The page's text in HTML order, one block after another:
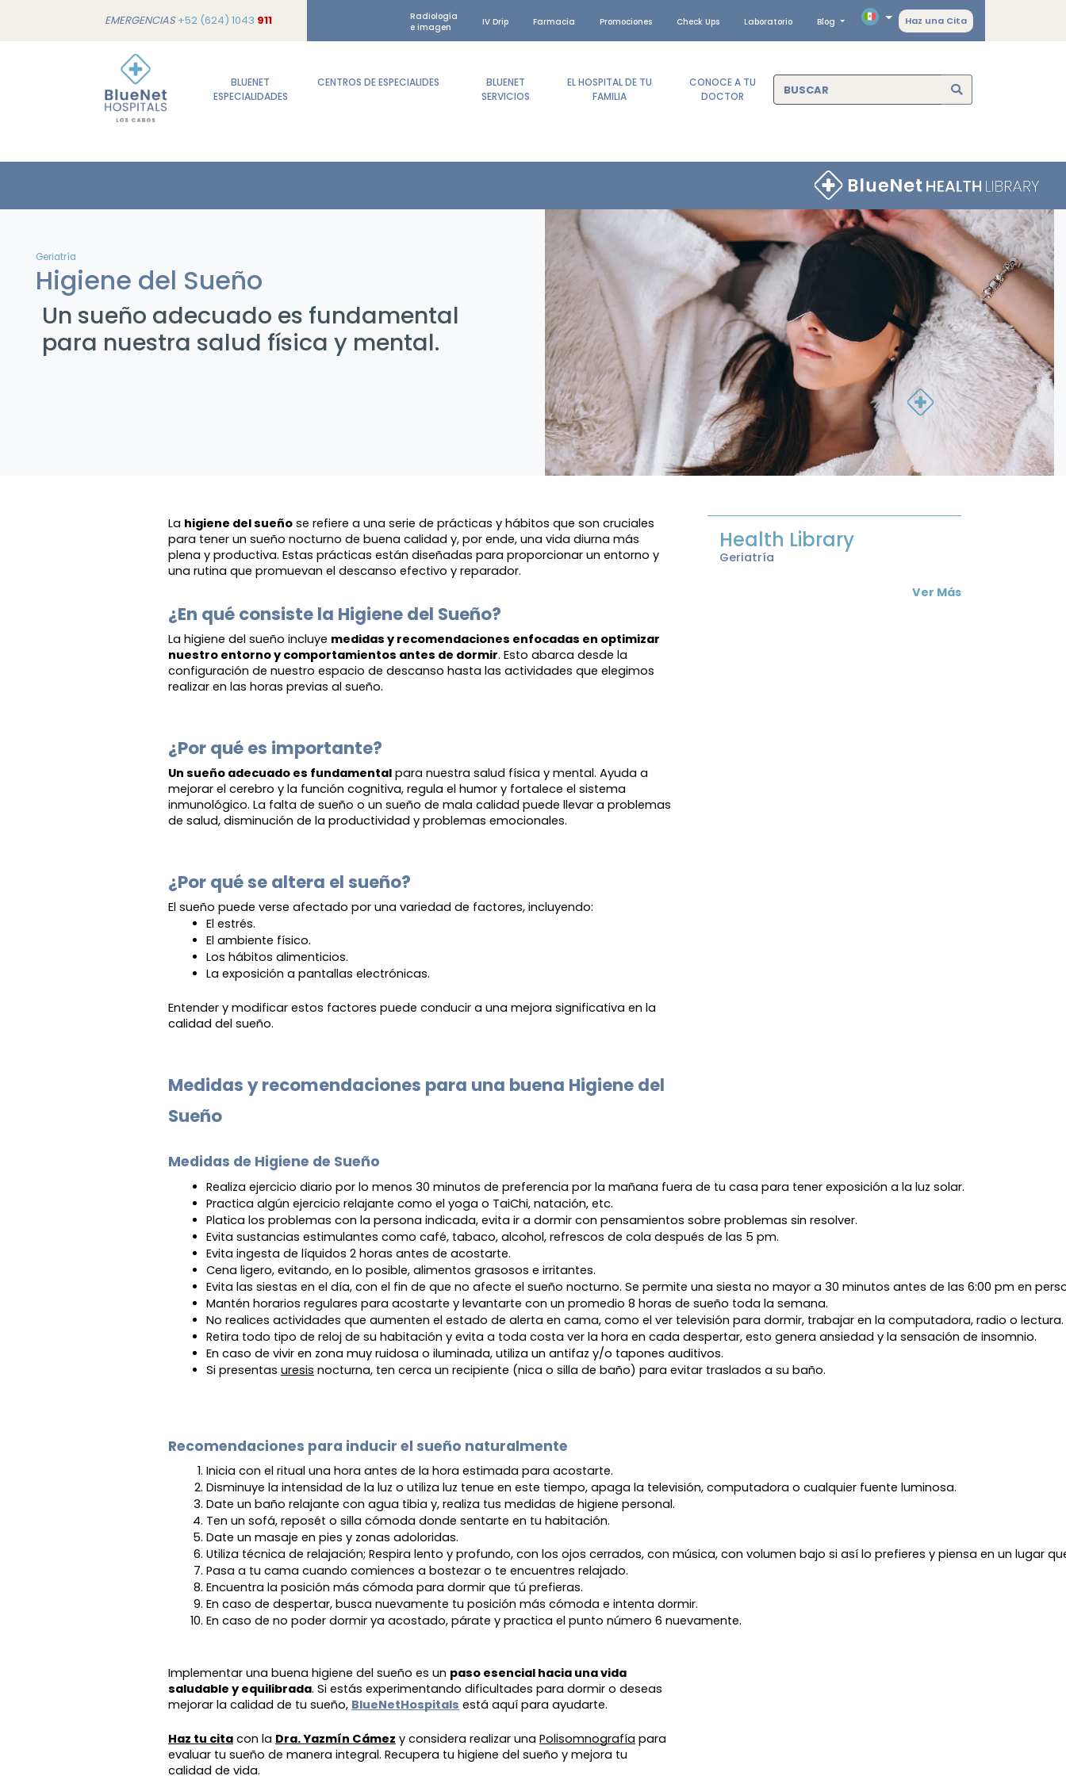
EMERGENCIAS+52 (624) 1043 911
Radiología
e imagen
IV Drip Farmacia Promociones Check Ups Laboratorio Blog Haz una Cita
BLUENET
ESPECIALIDADES
CENTROS DE ESPECIALIDES
BLUENET
SERVICIOS
EL HOSPITAL DE TU
FAMILIA
CONOCE A TU
DOCTOR
Geriatría
Higiene del Sueño
Un sueño adecuado es fundamental
para nuestra salud física y mental.
La higiene del sueño se refiere a una serie de prácticas y hábitos que son cruciales
para tener un sueño nocturno de buena calidad y, por ende, una vida diurna más
plena y productiva. Estas prácticas están diseñadas para proporcionar un entorno y
una rutina que promuevan el descanso efectivo y reparador.
¿En qué consiste la Higiene del Sueño?
La higiene del sueño incluye medidas y recomendaciones enfocadas en optimizar
nuestro entorno y comportamientos antes de dormir. Esto abarca desde la
configuración de nuestro espacio de descanso hasta las actividades que elegimos
realizar en las horas previas al sueño.
¿Por qué es importante?
Un sueño adecuado es fundamental para nuestra salud física y mental. Ayuda a
mejorar el cerebro y la función cognitiva, regula el humor y fortalece el sistema
inmunológico. La falta de sueño o un sueño de mala calidad puede llevar a problemas
de salud, disminución de la productividad y problemas emocionales.
¿Por qué se altera el sueño?
El sueño puede verse afectado por una variedad de factores, incluyendo:
El estrés.
El ambiente físico.
Los hábitos alimenticios.
La exposición a pantallas electrónicas.
Entender y modificar estos factores puede conducir a una mejora significativa en la
calidad del sueño.
Medidas y recomendaciones para una buena Higiene del
Sueño
Medidas de Higiene de Sueño
Realiza ejercicio diario por lo menos 30 minutos de preferencia por la mañana fuera de tu casa para tener exposición a la luz solar.
Practica algún ejercicio relajante como el yoga o TaiChi, natación, etc.
Platica los problemas con la persona indicada, evita ir a dormir con pensamientos sobre problemas sin resolver.
Evita sustancias estimulantes como café, tabaco, alcohol, refrescos de cola después de las 5 pm.
Evita ingesta de líquidos 2 horas antes de acostarte.
Cena ligero, evitando, en lo posible, alimentos grasosos e irritantes.
Evita las siestas en el día, con el fin de que no afecte el sueño nocturno. Se permite una siesta no mayor a 30 minutos antes de las 6:00 pm en
Mantén horarios regulares para acostarte y levantarte con un promedio 8 horas de sueño toda la semana.
No realices actividades que aumenten el estado de alerta en cama, como el ver televisión para dormir, trabajar en la computadora, radio o
Retira todo tipo de reloj de su habitación y evita a toda costa ver la hora en cada despertar, esto genera ansiedad y la sensación de insomnio.
En caso de vivir en zona muy ruidosa o iluminada, utiliza un antifaz y/o tapones auditivos.
Si presentas uresis nocturna, ten cerca un recipiente (nica o silla de baño) para evitar traslados a su baño.
Recomendaciones para inducir el sueño naturalmente
Inicia con el ritual una hora antes de la hora estimada para acostarte.
Disminuye la intensidad de la luz o utiliza luz tenue en este tiempo, apaga la televisión, computadora o cualquier fuente luminosa.
Date un baño relajante con agua tibia y, realiza tus medidas de higiene personal.
Ten un sofá, reposét o silla cómoda donde sentarte en tu habitación.
Date un masaje en pies y zonas adoloridas.
Utiliza técnica de relajación; Respira lento y profundo, con los ojos cerrados, con música, con volumen bajo si así lo prefieres y piensa en un lugar
Pasa a tu cama cuando comiences a bostezar o te encuentres relajado.
Encuentra la posición más cómoda para dormir que tú prefieras.
En caso de despertar, busca nuevamente tu posición más cómoda e intenta dormir.
En caso de no poder dormir ya acostado, párate y practica el punto número 6 nuevamente.
Implementar una buena higiene del sueño es un paso esencial hacia una vida
saludable y equilibrada. Si estás experimentando dificultades para dormir o deseas
mejorar la calidad de tu sueño, BlueNetHospitals está aquí para ayudarte.
Haz tu cita con la Dra. Yazmín Cámez y considera realizar una Polisomnografía para
evaluar tu sueño de manera integral. Recupera tu higiene del sueño y mejora tu
calidad de vida.
Health Library
Geriatría
Ver Más